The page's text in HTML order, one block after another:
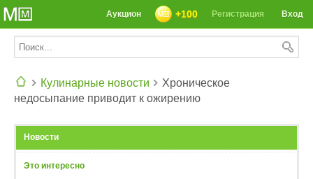
Вход
Регистрация
+100
Аукцион
Кулинарные новости
Хроническое
недосыпание приводит к ожирению
Новости
Это интересно